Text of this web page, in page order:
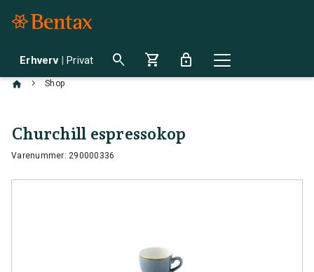
Erhverv | Privat search shopping_cart lock
chevron_right Shop
Churchill espressokop
Varenummer: 290000336